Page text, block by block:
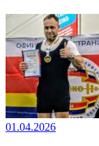
01.04.2026